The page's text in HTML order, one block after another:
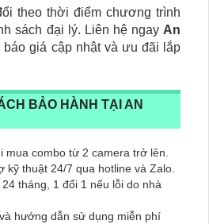
theo thời điểm chương trình
sách đại lý. Liên hệ ngay An
báo giá cập nhật và ưu đãi lắp
BẢO HÀNH TẠI AN
mua combo từ 2 camera trở lên.
thuật 24/7 qua hotline và Zalo.
tháng, 1 đổi 1 nếu lỗi do nhà
hướng dẫn sử dụng miễn phí